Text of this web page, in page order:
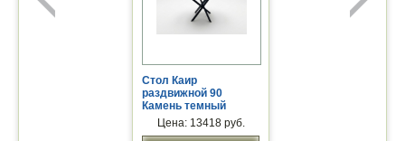
Крабсил Бесцветный
Стол Каир
раздвижной 90
Камень темный
Цена: 13418 руб.